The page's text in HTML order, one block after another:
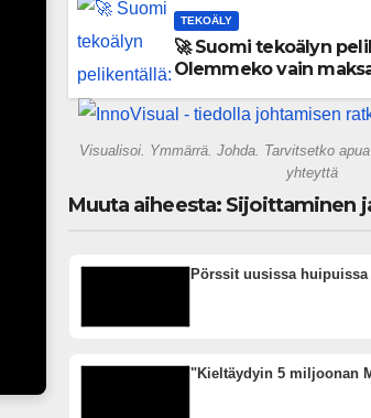
TEKOÄLY
🚀 Suomi tekoälyn
Olemmeko vain
gigatehtaan?
Visualisoi. Ymmärrä. Johda. Tarvitsetko
yhteyttä
Muuta aiheesta: Sijoittaminen
Pörssit uusissa huipuissa
"Kieltäydyin 5 miljoonan